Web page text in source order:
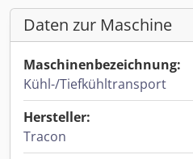
Daten zur Maschine
Maschinenbezeichnung:
Kühl-/Tiefkühltransport
Hersteller:
Tracon